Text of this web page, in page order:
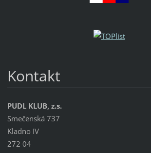
Kontakt
PUDL KLUB, z.s.
Smečenská 737
Kladno IV
272 04